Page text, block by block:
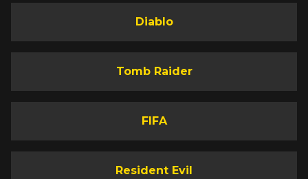
Diablo
Tomb Raider
FIFA
Resident Evil